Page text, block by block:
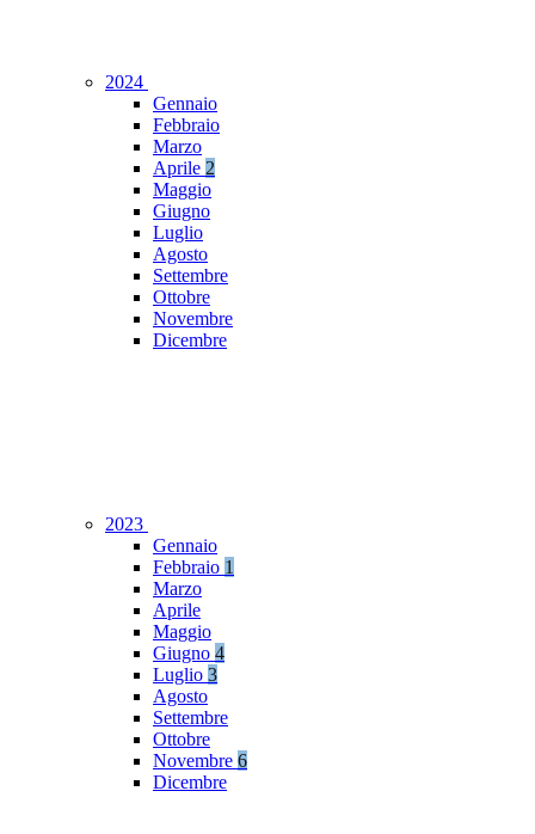
2024
Gennaio
Febbraio
Marzo
Aprile 2
Maggio
Giugno
Luglio
Agosto
Settembre
Ottobre
Novembre
Dicembre
2023
Gennaio
Febbraio 1
Marzo
Aprile
Maggio
Giugno 4
Luglio 3
Agosto
Settembre
Ottobre
Novembre 6
Dicembre